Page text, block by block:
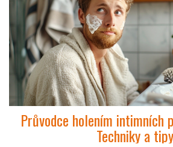
Průvodce holením intimních
Techniky a tipy